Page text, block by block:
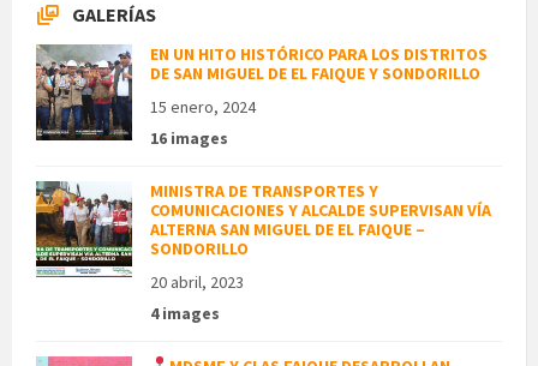
GALERÍAS
EN UN HITO HISTÓRICO PARA LOS DISTRITOS
DE SAN MIGUEL DE EL FAIQUE Y SONDORILLO
15 enero, 2024
16 images
MINISTRA DE TRANSPORTES Y
COMUNICACIONES Y ALCALDE SUPERVISAN VÍA
ALTERNA SAN MIGUEL DE EL FAIQUE –
SONDORILLO
20 abril, 2023
4 images